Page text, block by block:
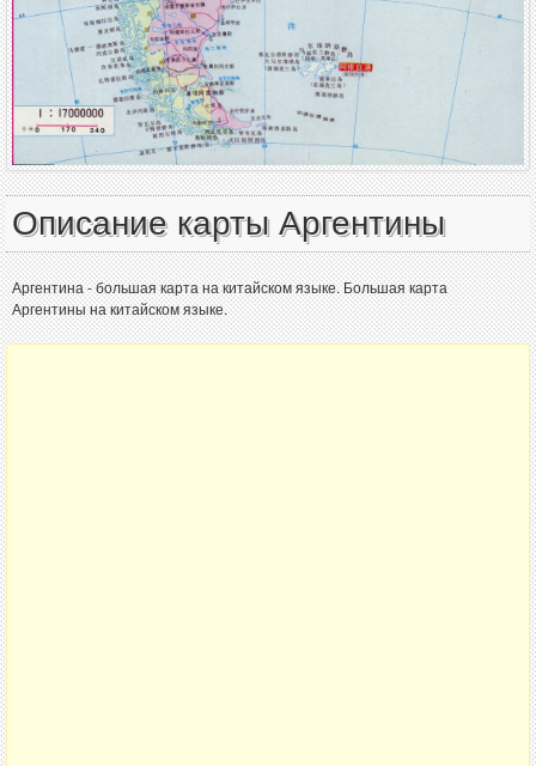
Описание карты Аргентины
Аргентина - большая карта на китайском языке. Большая карта
Аргентины на китайском языке.